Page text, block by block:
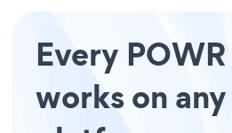
Every
works on any